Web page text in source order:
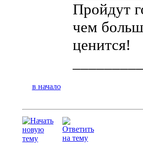
Пройдут
чем
ценится!
в начало